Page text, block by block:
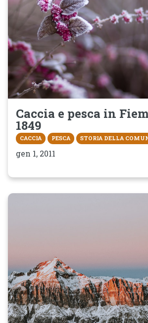
Caccia e pesca in
1849
CACCIA PESCA STORIA DELLA
gen 1, 2011